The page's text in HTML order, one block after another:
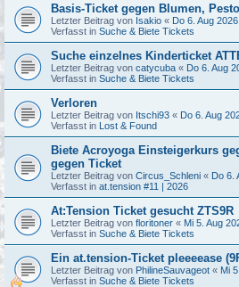
Basis-Ticket gegen Blumen,
Letzter Beitrag von Isakio « Do 6. Aug
Verfasst in Suche & Biete Tickets
Suche einzelnes Kinderticket
Letzter Beitrag von catycuba « Do 6. Aug
Verfasst in Suche & Biete Tickets
Verloren
Letzter Beitrag von Itschi93 « Do 6. Aug
Verfasst in Lost & Found
Biete Acroyoga Einsteigerkurs
gegen Ticket
Letzter Beitrag von Circus_Schleni « Do 6.
Verfasst in at.tension #11 | 2026
At:Tension Ticket gesucht ZTS9R
Letzter Beitrag von floritoner « Mi 5. Aug
Verfasst in Suche & Biete Tickets
Ein at.tension-Ticket pleeeease
Letzter Beitrag von PhilineSauvageot « Mi
Verfasst in Suche & Biete Tickets